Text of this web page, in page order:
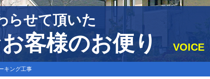
らせて頂いた
客様のお便り VOICE
キング工事